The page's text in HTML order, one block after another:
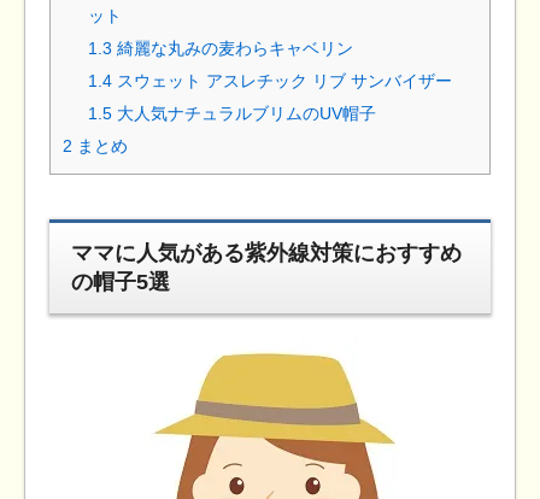
ット
1.3 綺麗な丸みの麦わらキャベリン
1.4 スウェット アスレチック リブ サンバイザー
1.5 大人気ナチュラルブリムのUV帽子
2 まとめ
ママに人気がある紫外線対策におすすめ
の帽子5選